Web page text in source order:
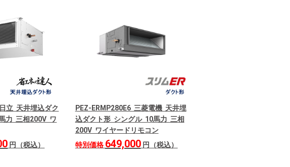
立 天井埋込ダク
力 三相200V ワ
円（税込）
PEZ-ERMP280E6 三菱電機 天井埋
込ダクト形 シングル 10馬力 三相
200V ワイヤードリモコン
特別価格 649,000円（税込）